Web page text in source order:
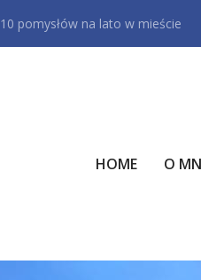
10 pomysłów na lato w mieście
HOME O